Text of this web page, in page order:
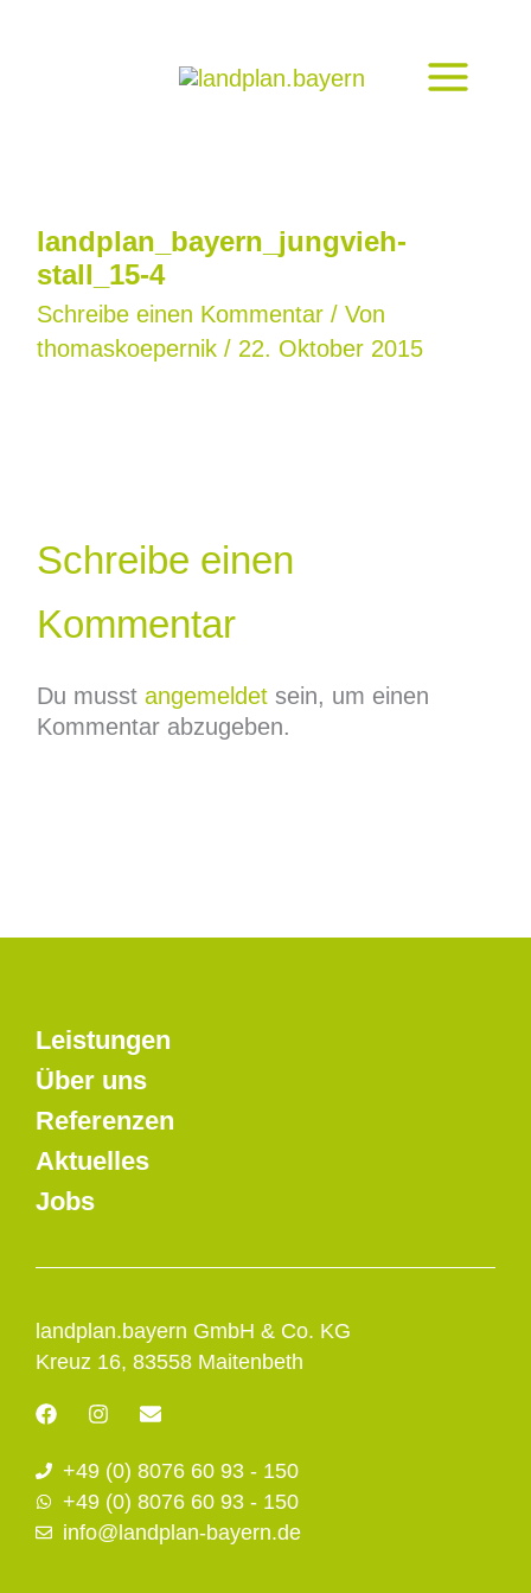
landplan_bayern_jungvieh-
stall_15-4
Schreibe einen Kommentar / Von
thomaskoepernik / 22. Oktober 2015
Schreibe einen
Kommentar
Du musst angemeldetsein, um einen
Kommentar abzugeben.
landplan.bayern GmbH & Co. KG
Kreuz 16, 83558 Maitenbeth
F
a
e
b
o
o
I
n
t
a
g
r
E
e
l
o
p
+49 (0) 8076 60 93 - 150
+49 (0) 8076 60 93 - 150
info@landplan-bayern.de
Leistungen
Über uns
Referenzen
Aktuelles
Jobs